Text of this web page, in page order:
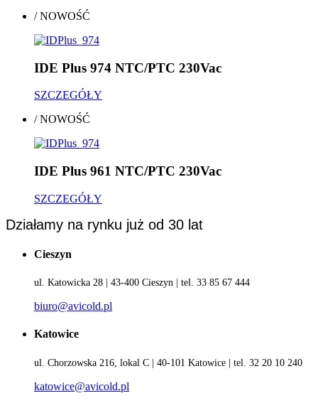
/NOWOŚĆ
IDE Plus 974 NTC/PTC 230Vac
SZCZEGÓŁY
/NOWOŚĆ
IDE Plus 961 NTC/PTC 230Vac
SZCZEGÓŁY
Działamy na rynku już od 30 lat
Cieszyn
ul. Katowicka 28 | 43-400 Cieszyn | tel. 33 85 67 444
biuro@avicold.pl
Katowice
ul. Chorzowska 216, lokal C | 40-101 Katowice | tel. 32 20 10 240
katowice@avicold.pl